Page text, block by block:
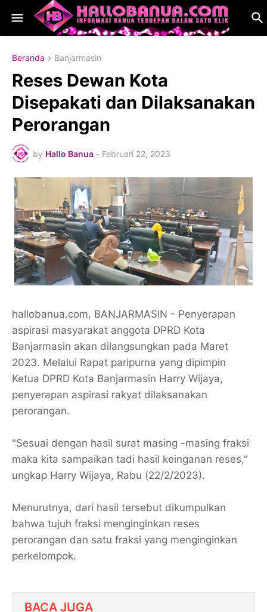
Beranda Banjarmasin
Reses Dewan Kota
Disepakati dan Dilaksanakan
Perorangan
by Hallo Banua - Februari 22, 2023
hallobanua.com, BANJARMASIN - Penyerapan
aspirasi masyarakat anggota DPRD Kota
Banjarmasin akan dilangsungkan pada Maret
2023. Melalui Rapat paripurna yang dipimpin
Ketua DPRD Kota Banjarmasin Harry Wijaya,
penyerapan aspirasi rakyat dilaksanakan
perorangan.
"Sesuai dengan hasil surat masing -masing fraksi
maka kita sampaikan tadi hasil keinganan reses,"
ungkap Harry Wijaya, Rabu (22/2/2023).
Menurutnya, dari hasil tersebut dikumpulkan
bahwa tujuh fraksi menginginkan reses
perorangan dan satu fraksi yang menginginkan
perkelompok.
BACA JUGA